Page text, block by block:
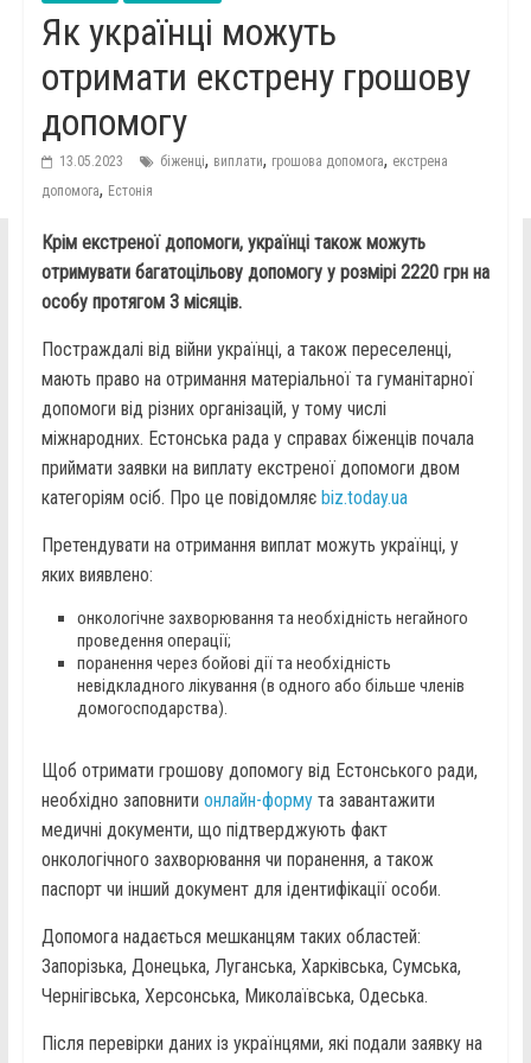
Як українці можуть
отримати екстрену грошову
допомогу
13.05.2023 біженці, виплати, грошова допомога, екстрена
допомога, Естонія
Крім екстреної допомоги, українці також можуть
отримувати багатоцільову допомогу у розмірі 2220 грн на
особу протягом 3 місяців.
Постраждалі від війни українці, а також переселенці,
мають право на отримання матеріальної та гуманітарної
допомоги від різних організацій, у тому числі
міжнародних. Естонська рада у справах біженців почала
приймати заявки на виплату екстреної допомоги двом
категоріям осіб. Про це повідомляє biz.today.ua
Претендувати на отримання виплат можуть українці, у
яких виявлено:
онкологічне захворювання та необхідність негайного
проведення операції;
поранення через бойові дії та необхідність
невідкладного лікування (в одного або більше членів
домогосподарства).
Щоб отримати грошову допомогу від Естонського ради,
необхідно заповнити онлайн-формута завантажити
медичні документи, що підтверджують факт
онкологічного захворювання чи поранення, а також
паспорт чи інший документ для ідентифікації особи.
Допомога надається мешканцям таких областей:
Запорізька, Донецька, Луганська, Харківська, Сумська,
Чернігівська, Херсонська, Миколаївська, Одеська.
Після перевірки даних із українцями, які подали заявку на